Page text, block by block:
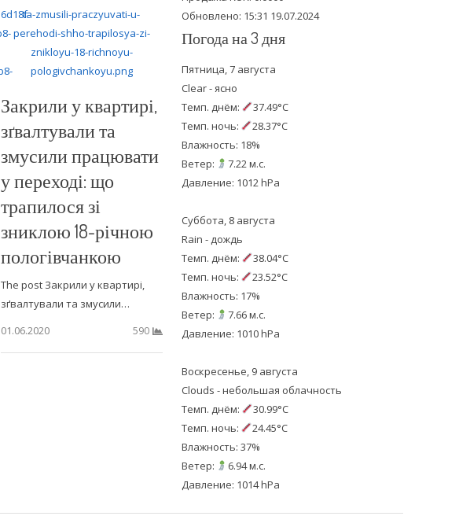
Закрили у квартирі,
зґвалтували та
змусили працювати
у переході: що
трапилося зі
зниклою 18-річною
пологівчанкою
The post Закрили у квартирі,
зґвалтували та змусили…
01.06.2020
590
Обновлено: 15:31 19.07.2024
Погода на 3 дня
Пятница, 7 августа
Clear - ясно
Темп. днём:
37.49°C
Темп. ночь:
28.37°C
Влажность: 18%
Ветер:
7.22 м.с.
Давление: 1012 hPa
Суббота, 8 августа
Rain - дождь
Темп. днём:
38.04°C
Темп. ночь:
23.52°C
Влажность: 17%
Ветер:
7.66 м.с.
Давление: 1010 hPa
Воскресенье, 9 августа
Clouds - небольшая облачность
Темп. днём:
30.99°C
Темп. ночь:
24.45°C
Влажность: 37%
Ветер:
6.94 м.с.
Давление: 1014 hPa